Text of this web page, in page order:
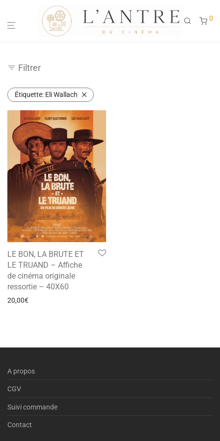
0
Filtrer
Étiquette: Eli Wallach
LE BON, LA BRUTE ET
LE TRUAND – Affiche
de cinéma originale
ressortie – 40X60
20,00€
A propos
CGV
Suivi commande
Contact